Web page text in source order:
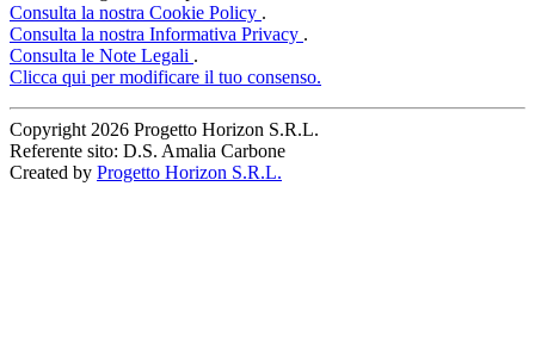
Consulta la nostra Cookie Policy .
Consulta la nostra Informativa Privacy .
Consulta le Note Legali .
Clicca qui per modificare il tuo consenso.
Copyright 2026 Progetto Horizon S.R.L.
Referente sito: D.S. Amalia Carbone
Created by Progetto Horizon S.R.L.